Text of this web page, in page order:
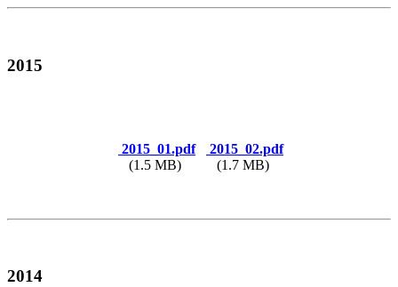
2015
2015_01.pdf
(1.5 MB)
2015_02.pdf
(1.7 MB)
2014